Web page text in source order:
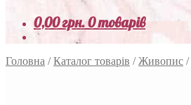
0,00грн.0 товарів
Головна /Каталог товарів /Живопис /